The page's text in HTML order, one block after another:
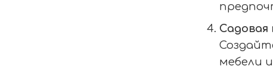
Садовая
мебели